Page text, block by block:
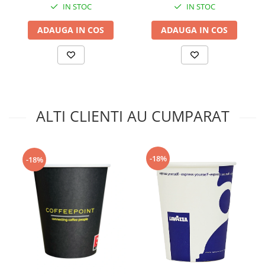
IN STOC
ADAUGA IN COS
IN STOC
ADAUGA IN COS
ALTI CLIENTI AU CUMPARAT
-18% -18%